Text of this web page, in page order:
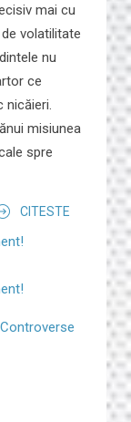
mai cu
volatilitate
nu
ce
nicăieri.
misiunea
spre
CITESTE